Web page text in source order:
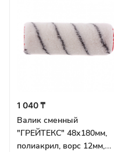
1 040 ₸
Валик сменный
"ГРЕЙТЕКС" 48х180мм,
полиакрил, ворс 12мм,